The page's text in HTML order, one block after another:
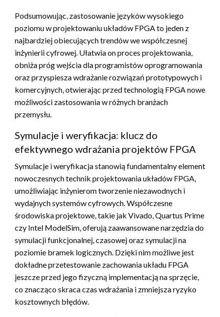
Podsumowując, zastosowanie języków wysokiego
poziomu w projektowaniu układów FPGA to jeden z
najbardziej obiecujących trendów we współczesnej
inżynierii cyfrowej. Ułatwia on proces projektowania,
obniża próg wejścia dla programistów oprogramowania
oraz przyspiesza wdrażanie rozwiązań prototypowych i
komercyjnych, otwierając przed technologią FPGA nowe
możliwości zastosowania w różnych branżach
przemysłu.
Symulacje i weryfikacja: klucz do
efektywnego wdrażania projektów FPGA
Symulacje i weryfikacja stanowią fundamentalny element
nowoczesnych technik projektowania układów FPGA,
umożliwiając inżynierom tworzenie niezawodnych i
wydajnych systemów cyfrowych. Współczesne
środowiska projektowe, takie jak Vivado, Quartus Prime
czy Intel ModelSim, oferują zaawansowane narzędzia do
symulacji funkcjonalnej, czasowej oraz symulacji na
poziomie bramek logicznych. Dzięki nim możliwe jest
dokładne przetestowanie zachowania układu FPGA
jeszcze przed jego fizyczną implementacją na sprzęcie,
co znacząco skraca czas wdrażania i zmniejsza ryzyko
kosztownych błędów.